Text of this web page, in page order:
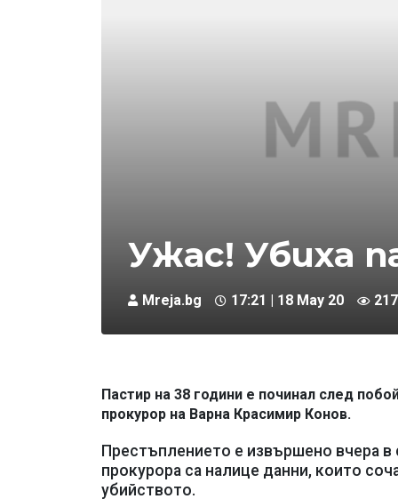
Ужас! Убиха
Mreja.bg 17:21 | 18 May 20 217
Пастир на 38 години е починал след
прокурор на Варна Красимир Конов.
Престъплението е извършено вчера
прокурора са налице данни, които
убийството.